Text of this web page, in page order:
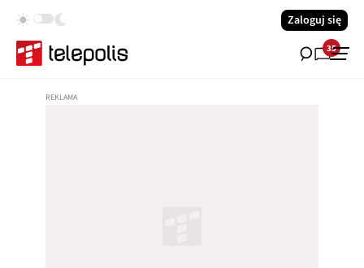
Zaloguj się
35